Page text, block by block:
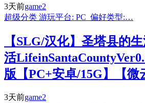
3天前game2
超级分类 游玩平台: PC 偏好类型:…
【SLG/汉化】圣塔县的
活
版【PC+安卓/15G】【微
3天前game2